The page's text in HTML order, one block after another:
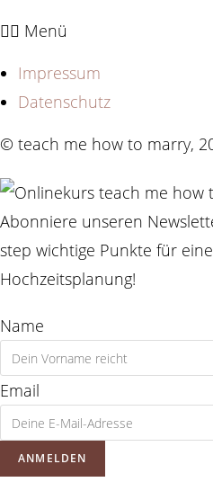
Menü
Impressum
Datenschutz
© teach me how to marry,
Abonniere unseren
step wichtige Punkte für
Hochzeitsplanung!
Name
Email
ANMELDEN